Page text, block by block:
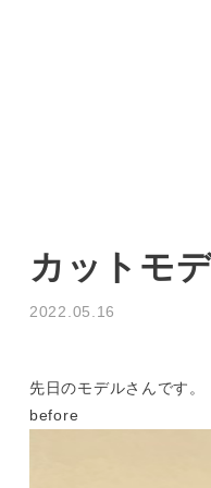
カットモ
2022.05.16
先日のモデルさんです。
before